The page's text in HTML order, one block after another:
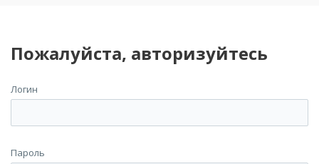
Пожалуйста, авторизуйтесь
Логин
Пароль